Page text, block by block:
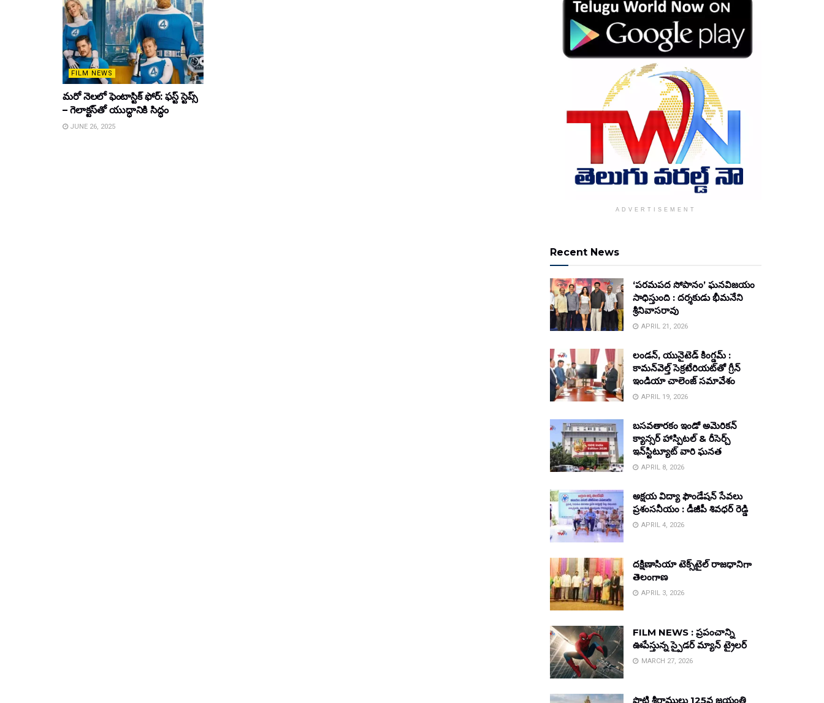
FILM NEWS
మరో నెలలో ఫెంటాస్టిక్ ఫోర్: ఫస్ట్ స్టెప్స్
– గెలాక్టస్‌తో యుద్ధానికి సిద్ధం
JUNE 26, 2025
ADVERTISEMENT
Recent News
‘పరమపద సోపానం’ ఘనవిజయం
సాధిస్తుంది : దర్శకుడు భీమనేని
శ్రీనివాసరావు
APRIL 21, 2026
లండన్, యునైటెడ్ కింగ్డమ్ :
కామన్‌వెల్త్ సెక్రటేరియట్‌తో గ్రీన్
ఇండియా చాలెంజ్ సమావేశం
APRIL 19, 2026
బసవతారకం ఇండో అమెరికన్
క్యాన్సర్ హాస్పిటల్ & రీసెర్చ్
ఇన్‌స్టిట్యూట్ వారి ఘనత
APRIL 8, 2026
అక్షయ విద్యా ఫౌండేషన్ సేవలు
ప్రశంసనీయం : డీజీపీ శివధర్ రెడ్డి
APRIL 4, 2026
దక్షిణాసియా టెక్స్‌టైల్ రాజధానిగా
తెలంగాణ
APRIL 3, 2026
FILM NEWS : ప్రపంచాన్ని
ఊపేస్తున్న స్పైడర్ మ్యాన్ ట్రైలర్
MARCH 27, 2026
పొట్టి శ్రీరాములు 125వ జయంతి